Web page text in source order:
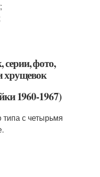
фото,
хрущевок
1960-1967)
с четырьмя